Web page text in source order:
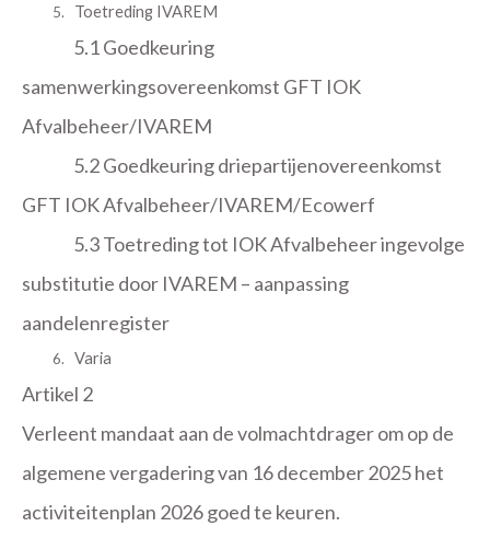
Toetreding IVAREM
5.1Goedkeuring
samenwerkingsovereenkomst GFT IOK
Afvalbeheer/IVAREM
5.2 Goedkeuring driepartijenovereenkomst
GFT IOK Afvalbeheer/IVAREM/Ecowerf
5.3 Toetreding tot IOK Afvalbeheer ingevolge
substitutie door IVAREM – aanpassing
aandelenregister
Varia
Artikel 2
Verleent mandaat aan de volmachtdrager om op de
algemene vergadering van 16 december 2025 het
activiteitenplan 2026 goed te keuren.